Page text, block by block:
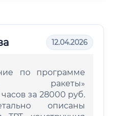
12.04.2026
по программе
ракеты»
за 28000 руб.
описаны